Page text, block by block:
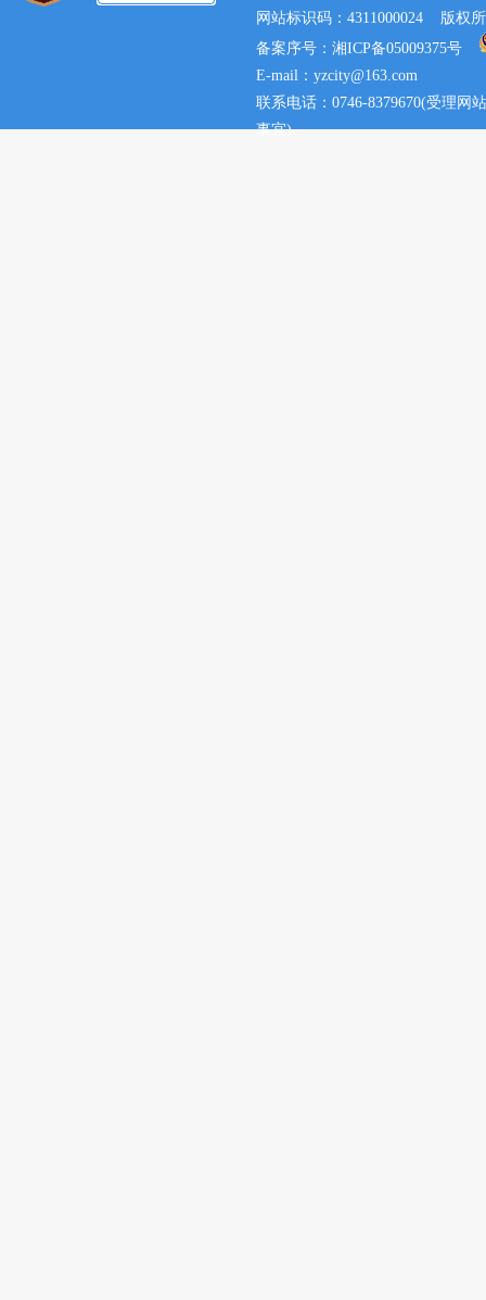
网站标识码：4311000024 版权
备案序号：湘ICP备05009375号
E-mail：yzcity@163.com
联系电话：0746-8379670(受理网
事宜)